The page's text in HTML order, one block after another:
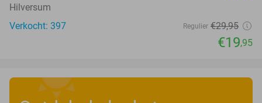
Hilversum
Verkocht: 397
Regulier €29,95
€19,95